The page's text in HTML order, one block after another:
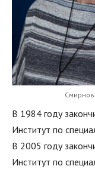
В 1984 году
Институт по
В 2005 году
Институт по